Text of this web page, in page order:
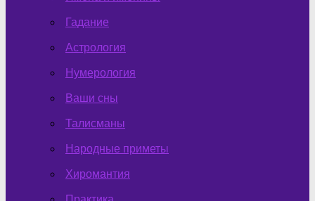
Гадание
Астрология
Нумерология
Ваши сны
Талисманы
Народные приметы
Хиромантия